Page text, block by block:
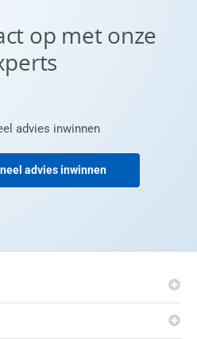
op met onze
advies inwinnen
advies inwinnen